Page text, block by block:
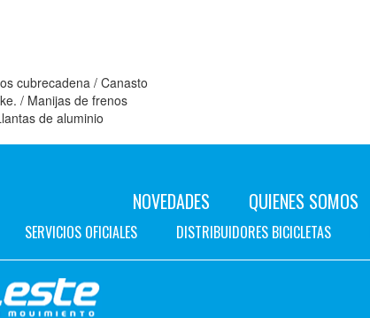
cubrecadena / Canasto
/ Manijas de frenos
de aluminio
NOVEDADES QUIENES SOMOS
SERVICIOS OFICIALES DISTRIBUIDORES BICICLETAS